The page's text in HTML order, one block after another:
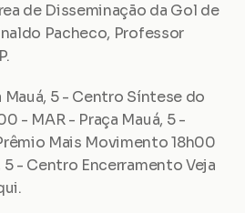
de Disseminação da Gol de
Pacheco, Professor
Mauá, 5 - Centro Síntese do
- MAR - Praça Mauá, 5 -
Mais Movimento 18h00
5 - Centro Encerramento Veja